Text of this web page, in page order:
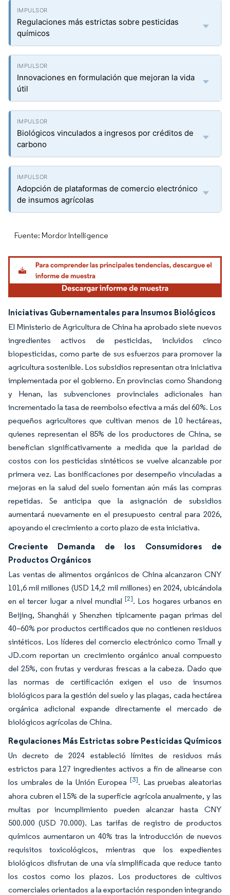
Regulaciones más estrictas sobre pesticidas
químicos
Innovaciones en formulación que mejoran la vida
útil
Biológicos vinculados a ingresos por créditos de
carbono
Adopción de plataformas de comercio electrónico
de insumos agrícolas
Fuente: Mordor Intelligence
Iniciativas Gubernamentales para Insumos Biológicos
El Ministerio de Agricultura de China ha aprobado siete nuevos
ingredientes activos de pesticidas, incluidos cinco
biopesticidas, como parte de sus esfuerzos para promover la
agricultura sostenible. Los subsidios representan otra iniciativa
implementada por el gobierno. En provincias como Shandong
y Henan, las subvenciones provinciales adicionales han
incrementado la tasa de reembolso efectiva a más del 60%. Los
pequeños agricultores que cultivan menos de 10 hectáreas,
quienes representan el 85% de los productores de China, se
benefician significativamente a medida que la paridad de
costos con los pesticidas sintéticos se vuelve alcanzable por
primera vez. Las bonificaciones por desempeño vinculadas a
mejoras en la salud del suelo fomentan aún más las compras
repetidas. Se anticipa que la asignación de subsidios
aumentará nuevamente en el presupuesto central para 2026,
apoyando el crecimiento a corto plazo de esta iniciativa.
Creciente Demanda de los Consumidores de
Productos Orgánicos
Las ventas de alimentos orgánicos de China alcanzaron CNY
101,6 mil millones (USD 14,2 mil millones) en 2024, ubicándola
en el tercer lugar a nivel mundial[2]. Los hogares urbanos en
Beijing, Shanghái y Shenzhen típicamente pagan primas del
40–60% por productos certificados que no contienen residuos
sintéticos. Los líderes del comercio electrónico como Tmall y
JD.com reportan un crecimiento orgánico anual compuesto
del 25%, con frutas y verduras frescas a la cabeza. Dado que
las normas de certificación exigen el uso de insumos
biológicos para la gestión del suelo y las plagas, cada hectárea
orgánica adicional expande directamente el mercado de
biológicos agrícolas de China.
Regulaciones Más Estrictas sobre Pesticidas Químicos
Un decreto de 2024 estableció límites de residuos más
estrictos para 127 ingredientes activos a fin de alinearse con
los umbrales de la Unión Europea [3]. Las pruebas aleatorias
ahora cubren el 15% de la superficie agrícola anualmente, y las
multas por incumplimiento pueden alcanzar hasta CNY
500.000 (USD 70.000). Las tarifas de registro de productos
químicos aumentaron un 40% tras la introducción de nuevos
requisitos toxicológicos, mientras que los expedientes
biológicos disfrutan de una vía simplificada que reduce tanto
los costos como los plazos. Los productores de cultivos
comerciales orientados a la exportación responden integrando